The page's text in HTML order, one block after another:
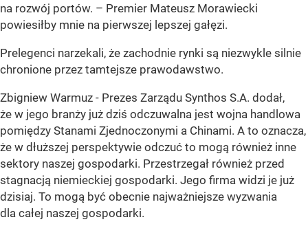
na rozwój portów. – Premier Mateusz Morawiecki
powiesiłby mnie na pierwszej lepszej gałęzi.
Prelegenci narzekali, że zachodnie rynki są niezwykle silnie
chronione przez tamtejsze prawodawstwo.
Zbigniew Warmuz - Prezes Zarządu Synthos S.A. dodał,
że w jego branży już dziś odczuwalna jest wojna handlowa
pomiędzy Stanami Zjednoczonymi a Chinami. A to oznacza,
że w dłuższej perspektywie odczuć to mogą również inne
sektory naszej gospodarki. Przestrzegał również przed
stagnacją niemieckiej gospodarki. Jego firma widzi je już
dzisiaj. To mogą być obecnie najważniejsze wyzwania
dla całej naszej gospodarki.